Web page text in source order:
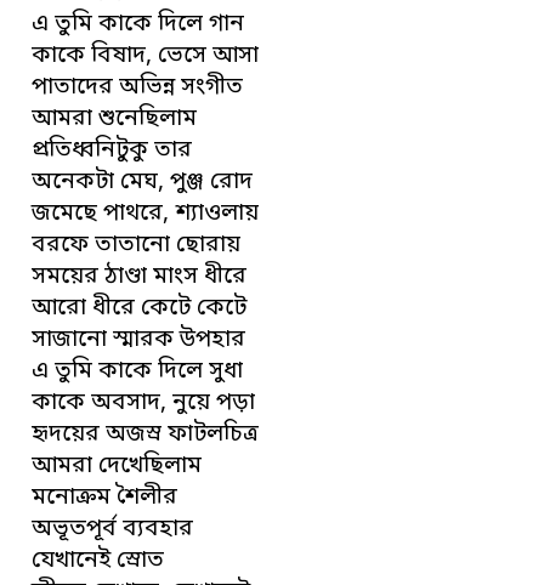
এ তুমি কাকে দিলে গান
কাকে বিষাদ, ভেসে আসা
পাতাদের অভিন্ন সংগীত
আমরা শুনেছিলাম
প্রতিধ্বনিটুকু তার
অনেকটা মেঘ, পুঞ্জ রোদ
জমেছে পাথরে, শ্যাওলায়
বরফে তাতানো ছোরায়
সময়ের ঠাণ্ডা মাংস ধীরে
আরো ধীরে কেটে কেটে
সাজানো স্মারক উপহার
এ তুমি কাকে দিলে সুধা
কাকে অবসাদ, নুয়ে পড়া
হৃদয়ের অজস্র ফাটলচিত্র
আমরা দেখেছিলাম
মনোক্রম শৈলীর
অভূতপূর্ব ব্যবহার
যেখানেই স্রোত